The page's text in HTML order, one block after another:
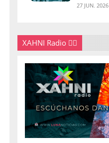
27 JUN. 2026
XAHNI Radio 👇🏽